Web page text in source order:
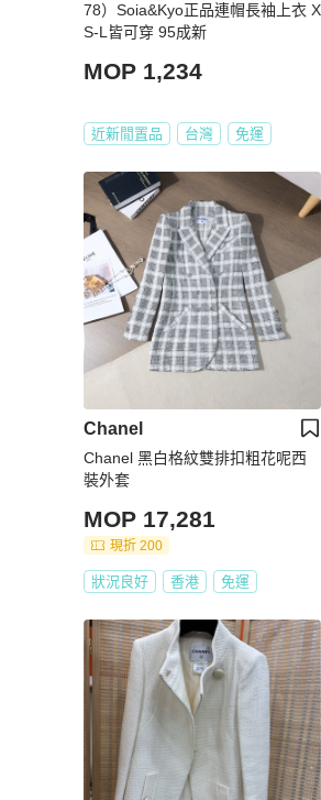
78）Soia&Kyo正品連帽長袖上衣 X
S-L皆可穿 95成新
MOP 1,234
近新閒置品 台灣 免運
Chanel
Chanel 黑白格紋雙排扣粗花呢西
裝外套
MOP 17,281
現折 200
狀況良好 香港 免運